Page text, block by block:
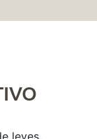
leyes,